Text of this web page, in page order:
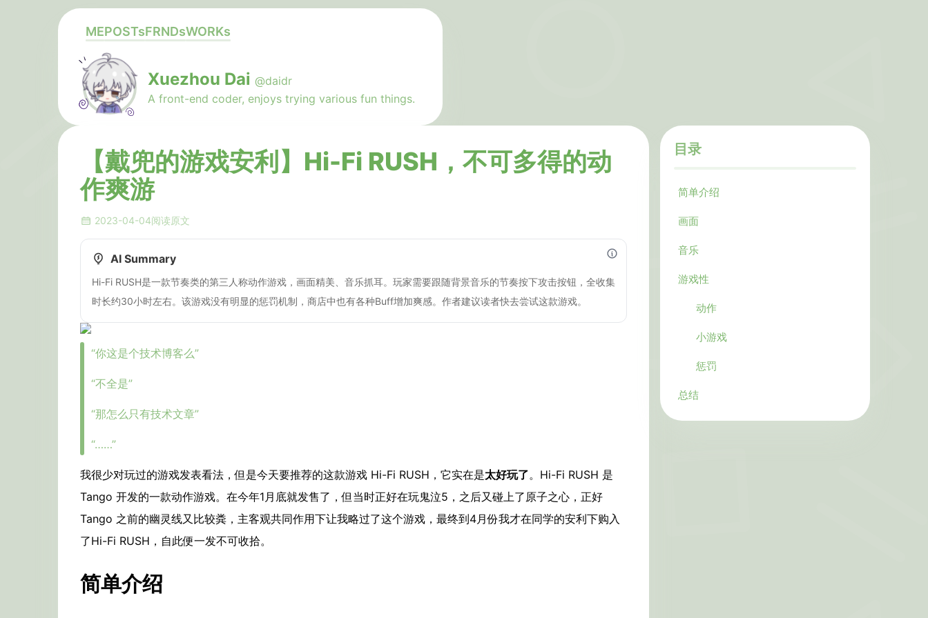
MEPOSTsFRNDsWORKs
Xuezhou Dai @daidr
A front-end coder, enjoys trying various fun things.
【戴兜的游戏安利】Hi-Fi RUSH，不可多得的动
作爽游
2023-04-04阅读原文
AI Summary
Hi-Fi RUSH是一款节奏类的第三人称动作游戏，画面精美、音乐抓耳。玩家需要跟随背景音乐的节奏按下攻击按钮，全收集
时长约30小时左右。该游戏没有明显的惩罚机制，商店中也有各种Buff增加爽感。作者建议读者快去尝试这款游戏。
“你这是个技术博客么”
“不全是”
“那怎么只有技术文章”
“……”
我很少对玩过的游戏发表看法，但是今天要推荐的这款游戏 Hi-Fi RUSH，它实在是太好玩了。Hi-Fi RUSH 是
Tango 开发的一款动作游戏。在今年1月底就发售了，但当时正好在玩鬼泣5，之后又碰上了原子之心，正好
Tango 之前的幽灵线又比较粪，主客观共同作用下让我略过了这个游戏，最终到4月份我才在同学的安利下购入
了Hi-Fi RUSH，自此便一发不可收拾。
简单介绍
目录
简单介绍
画面
音乐
游戏性
动作
小游戏
惩罚
总结